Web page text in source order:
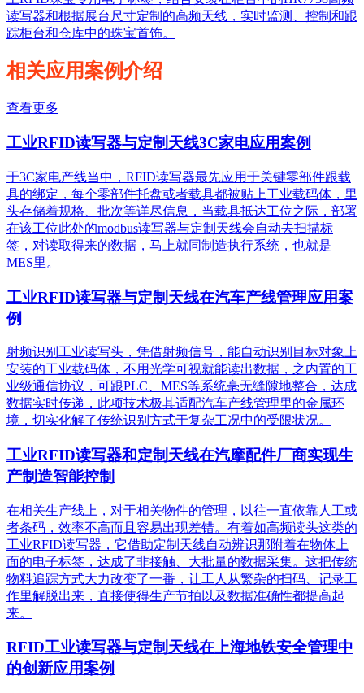
读写器和根据展台尺寸定制的高频天线，实时监测、控制和跟
踪柜台和仓库中的珠宝首饰。
相关应用案例介绍
查看更多
工业RFID读写器与定制天线3C家电应用案例
于3C家电产线当中，RFID读写器最先应用于关键零部件跟载
具的绑定，每个零部件托盘或者载具都被贴上工业载码体，里
头存储着规格、批次等详尽信息，当载具抵达工位之际，部署
在该工位此处的modbus读写器与定制天线会自动去扫描标
签，对读取得来的数据，马上就同制造执行系统，也就是
MES里。
工业RFID读写器与定制天线在汽车产线管理应用案
例
射频识别工业读写头，凭借射频信号，能自动识别目标对象上
安装的工业载码体，不用光学可视就能读出数据，之内置的工
业级通信协议，可跟PLC、MES等系统毫无缝隙地整合，达成
数据实时传递，此项技术极其适配汽车产线管理里的金属环
境，切实化解了传统识别方式于复杂工况中的受限状况。
工业RFID读写器和定制天线在汽摩配件厂商实现生
产制造智能控制
在相关生产线上，对于相关物件的管理，以往一直依靠人工或
者条码，效率不高而且容易出现差错。有着如高频读头这类的
工业RFID读写器，它借助定制天线自动辨识那附着在物体上
面的电子标签，达成了非接触、大批量的数据采集。这把传统
物料追踪方式大力改变了一番，让工人从繁杂的扫码、记录工
作里解脱出来，直接使得生产节拍以及数据准确性都提高起
来。
RFID工业读写器与定制天线在上海地铁安全管理中
的创新应用案例